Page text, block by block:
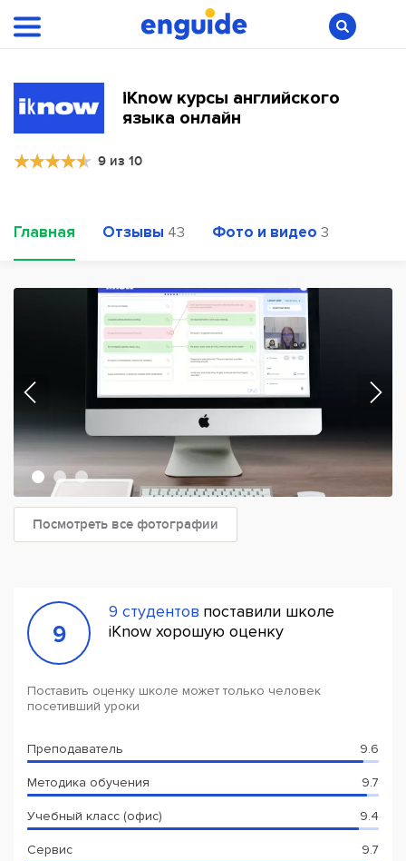
iKnow курсы английского
языка онлайн
9 из 10
Главная Отзывы 43 Фото и видео 3
Посмотреть все фотографии
9
9 студентов поставили школе
iKnow хорошую оценку
Поставить оценку школе может только человек
посетивший уроки
Преподаватель 9.6
Методика обучения 9.7
Учебный класс (офис) 9.4
Сервис 9.7